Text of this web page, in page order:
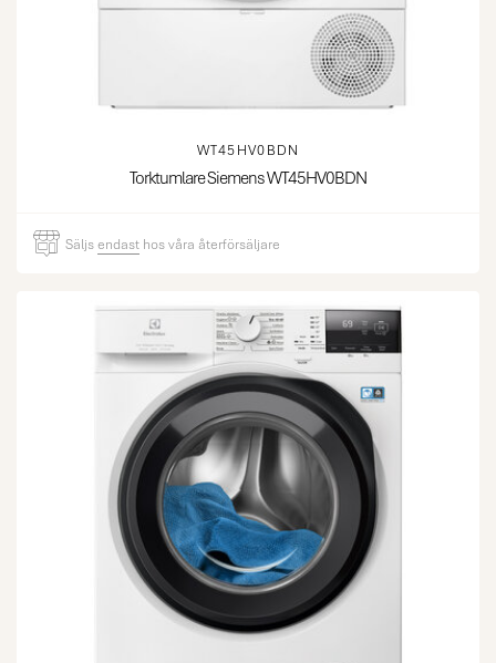
WT45HV0BDN
Torktumlare Siemens WT45HV0BDN
Säljsendast hos våra återförsäljare